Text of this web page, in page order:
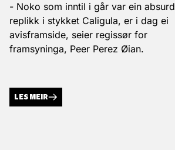
- Noko som inntil i går var ein absurd
replikk i stykket Caligula, er i dag ei
avisframside, seier regissør for
framsyninga, Peer Perez Øian.
LES MEIR